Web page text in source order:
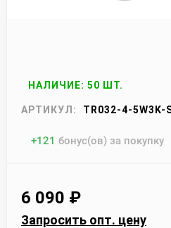
НАЛИЧИЕ: 50 ШТ.
АРТИКУЛ: TR032-4-5W3K-
+121 бонус(ов) за покупку
6 090 ₽
Запросить опт. цену